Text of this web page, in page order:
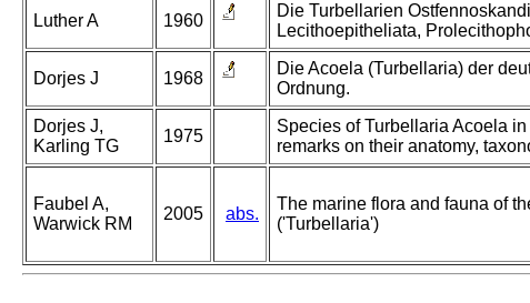
Luther A 1960
Die Turbellarien
Lecithoepitheliata,
Dorjes J 1968
Die Acoela (Turbellaria) der
Ordnung.
Dorjes J,
Karling TG
1975
Species of Turbellaria Acoela
remarks on their anatomy,
Faubel A,
Warwick RM
2005 abs.
The marine flora and fauna of
('Turbellaria')